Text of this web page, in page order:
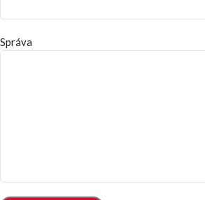
Správa